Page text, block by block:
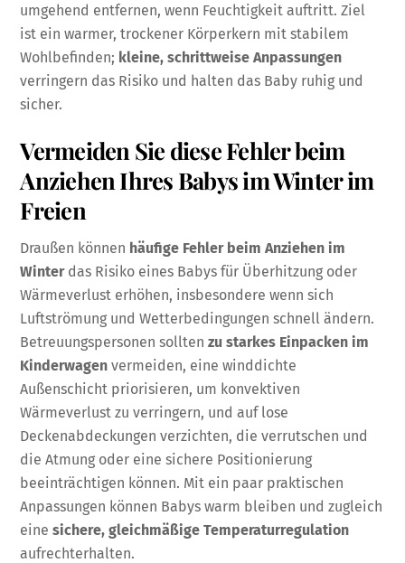
umgehend entfernen, wenn Feuchtigkeit auftritt. Ziel
ist ein warmer, trockener Körperkern mit stabilem
Wohlbefinden; kleine, schrittweise Anpassungen
verringern das Risiko und halten das Baby ruhig und
sicher.
Vermeiden Sie diese Fehler beim
Anziehen Ihres Babys im Winter im
Freien
Draußen können häufige Fehler beim Anziehen im
Winterdas Risiko eines Babys für Überhitzung oder
Wärmeverlust erhöhen, insbesondere wenn sich
Luftströmung und Wetterbedingungen schnell ändern.
Betreuungspersonen solltenzu starkes Einpacken im
Kinderwagen vermeiden, eine winddichte
Außenschicht priorisieren, um konvektiven
Wärmeverlust zu verringern, und auf lose
Deckenabdeckungen verzichten, die verrutschen und
die Atmung oder eine sichere Positionierung
beeinträchtigen können. Mit ein paar praktischen
Anpassungen können Babys warm bleiben und zugleich
einesichere, gleichmäßige Temperaturregulation
aufrechterhalten.